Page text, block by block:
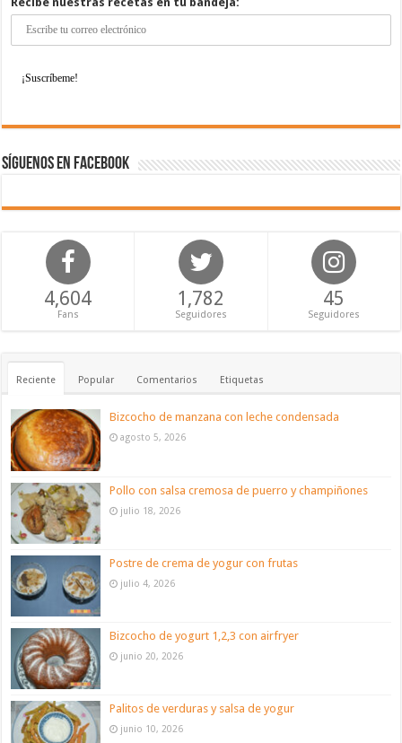
Síguenos en Facebook
4,604
Fans
1,782
Seguidores
45
Seguidores
Reciente Popular Comentarios Etiquetas
Bizcocho de manzana con leche condensada
agosto 5, 2026
Pollo con salsa cremosa de puerro y champiñones
julio 18, 2026
Postre de crema de yogur con frutas
julio 4, 2026
Bizcocho de yogurt 1,2,3 con airfryer
junio 20, 2026
Palitos de verduras y salsa de yogur
junio 10, 2026